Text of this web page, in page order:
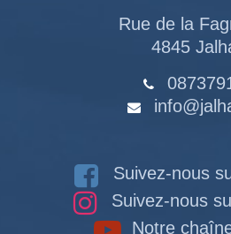
Rue de la
4845
Suivez-nous
Suivez-nous
Notre